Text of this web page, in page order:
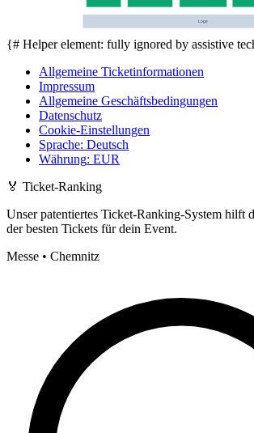
Loge
{# Helper element: fully ignored by assistive
Allgemeine Ticketinformationen
Impressum
Allgemeine Geschäftsbedingungen
Datenschutz
Cookie-Einstellungen
Sprache: Deutsch
Währung: EUR
🏅 Ticket-Ranking
Unser patentiertes Ticket-Ranking-System hilft
der besten Tickets für dein Event.
Messe • Chemnitz